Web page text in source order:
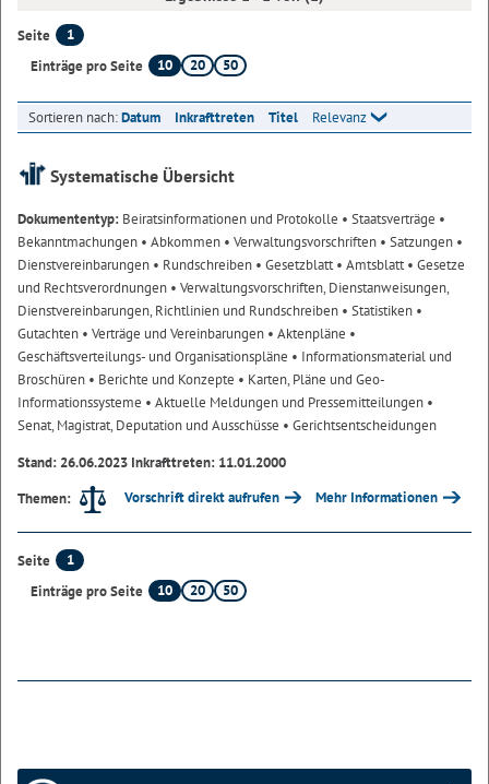
Seite
1
Einträge pro Seite
10 20 50
Sortieren nach:Datum Inkrafttreten Titel Relevanz
Systematische Übersicht
Dokumententyp: Beiratsinformationen und Protokolle • Staatsverträge •
Bekanntmachungen • Abkommen • Verwaltungsvorschriften • Satzungen •
Dienstvereinbarungen • Rundschreiben • Gesetzblatt• Amtsblatt• Gesetze
und Rechtsverordnungen • Verwaltungsvorschriften, Dienstanweisungen,
Dienstvereinbarungen, Richtlinien und Rundschreiben • Statistiken •
Gutachten • Verträge und Vereinbarungen • Aktenpläne •
Geschäftsverteilungs- und Organisationspläne • Informationsmaterial und
Broschüren • Berichte und Konzepte • Karten, Pläne und Geo-
Informationssysteme • Aktuelle Meldungen und Pressemitteilungen •
Senat, Magistrat, Deputation und Ausschüsse • Gerichtsentscheidungen
Stand: 26.06.2023 Inkrafttreten: 11.01.2000
Themen:
Vorschrift direkt aufrufen Mehr Informationen
Seite
1
Einträge pro Seite
10 20 50